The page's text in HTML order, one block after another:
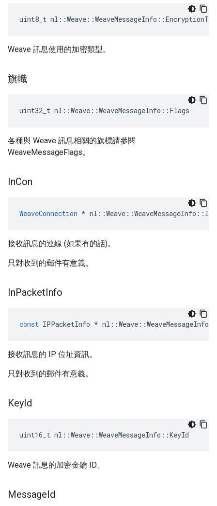
uint8_t
Weave 訊息使用的加密類型。
旗幟
uint32_t nl::Weave::WeaveMessageInfo::Flags
各種與 Weave 訊息相關的旗標請參閱
WeaveMessageFlags。
InCon
WeaveConnection *
接收訊息的連線 (如果有的話)。
只對收到的郵件有意義。
InPacketInfo
const IPPacketInfo * nl ::Weave ::WeaveMessageInfo
接收訊息的 IP 位址資訊。
只對收到的郵件有意義。
KeyId
uint16_t nl::Weave::WeaveMessageInfo::KeyId
Weave 訊息的加密金鑰 ID。
MessageId